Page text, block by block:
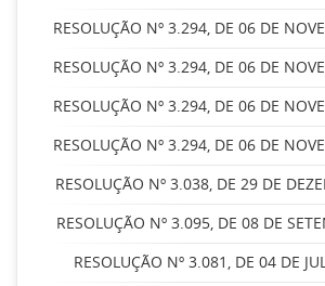
RESOLUÇÃO Nº 3.294, DE 06 DE
RESOLUÇÃO Nº 3.294, DE 06 DE
RESOLUÇÃO Nº 3.294, DE 06 DE
RESOLUÇÃO Nº 3.294, DE 06 DE
RESOLUÇÃO Nº 3.038, DE 29 DE
RESOLUÇÃO Nº 3.095, DE 08 DE
RESOLUÇÃO Nº 3.081, DE 04 DE